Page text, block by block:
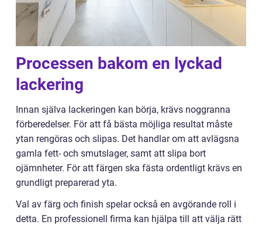
Processen bakom en lyckad
lackering
Innan själva lackeringen kan börja, krävs noggranna
förberedelser. För att få bästa möjliga resultat måste
ytan rengöras och slipas. Det handlar om att avlägsna
gamla fett- och smutslager, samt att slipa bort
ojämnheter. För att färgen ska fästa ordentligt krävs en
grundligt preparerad yta.
Val av färg och finish spelar också en avgörande roll i
detta. En professionell firma kan hjälpa till att välja rätt